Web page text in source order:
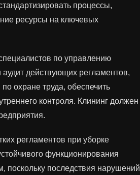
процессы,
ресурсы на ключевых
по управлению
действующих регламентов,
охране труда, обеспечить
контроля. Клининг должен
регламентов при уборке
функционирования
поскольку последствия нарушений